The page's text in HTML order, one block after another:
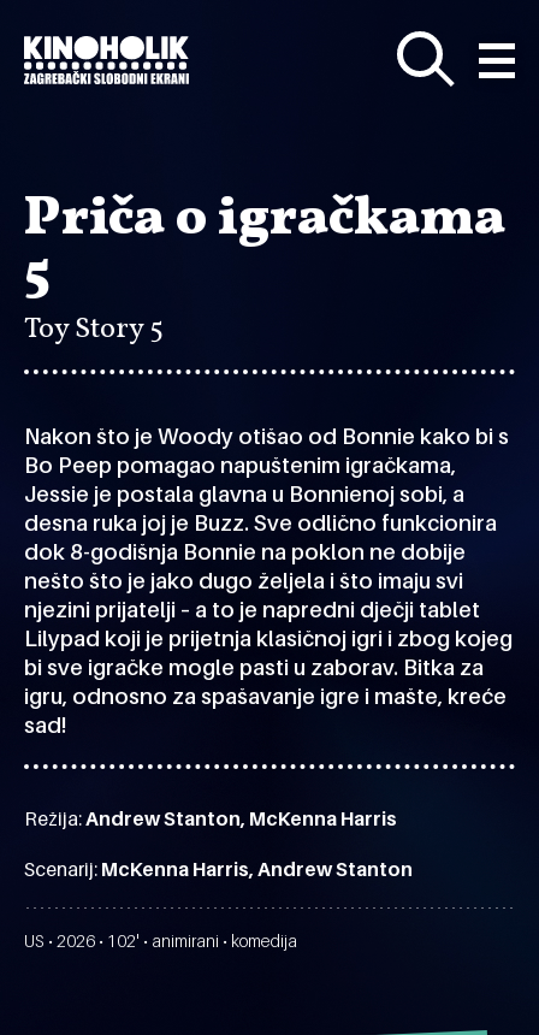
glavni
sadržaj
Priča o igračkama
5
Toy Story 5
Nakon što je Woody otišao od Bonnie kako bi s
Bo Peep pomagao napuštenim igračkama,
Jessie je postala glavna u Bonnienoj sobi, a
desna ruka joj je Buzz. Sve odlično funkcionira
dok 8-godišnja Bonnie na poklon ne dobije
nešto što je jako dugo željela i što imaju svi
njezini prijatelji – a to je napredni dječji tablet
Lilypad koji je prijetnja klasičnoj igri i zbog kojeg
bi sve igračke mogle pasti u zaborav. Bitka za
igru, odnosno za spašavanje igre i mašte, kreće
sad!
Režija:Andrew Stanton, McKenna Harris
Scenarij: McKenna Harris, Andrew Stanton
US • 2026 • 102' • animirani • komedija